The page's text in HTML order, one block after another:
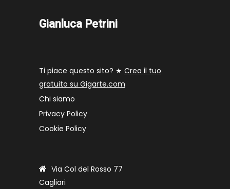
Gianluca Petrini
Ti piace questo sito? ★ Crea il tuo
gratuito su Gigarte.com
Chi siamo
Privacy Policy
Cookie Policy
Via Col del Rosso 77
Cagliari